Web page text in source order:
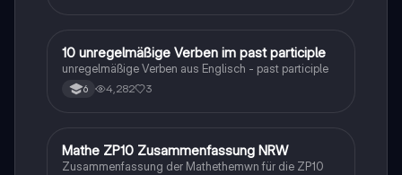
1 Englisch
10 unregelmäßige Verben im past participle
unregelmäßige Verben aus Englisch - past participle
6 4,282 3
Mathe
Mathe ZP10 Zusammenfassung NRW
Zusammenfassung der Mathethemwn für die ZP10